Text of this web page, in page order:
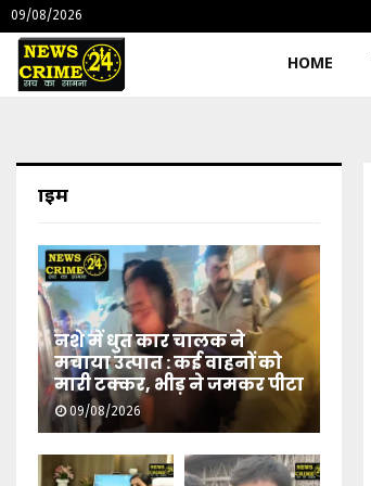
09/08/2026
HOME
क्राइम
नशे में धुत कार चालक ने
मचाया उत्पात : कई वाहनों को
मारी टक्कर, भीड़ ने जमकर पीटा
09/08/2026